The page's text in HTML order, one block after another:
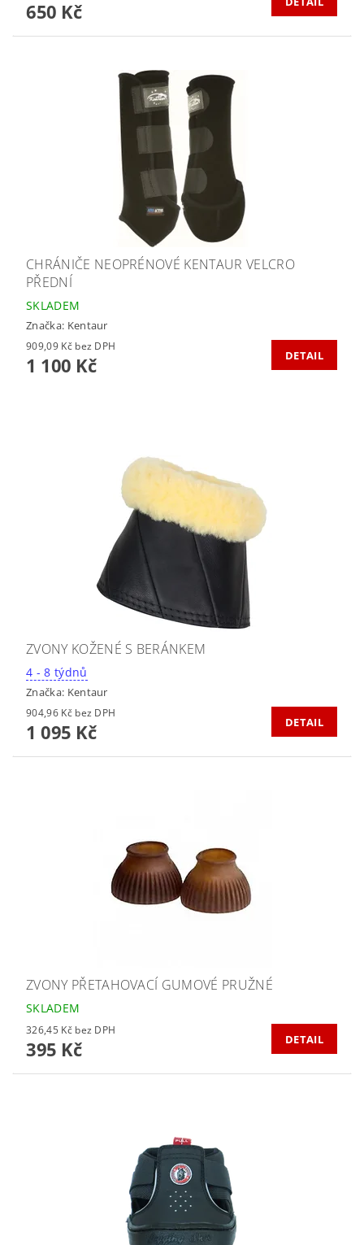
650 Kč
CHRÁNIČE NEOPRÉNOVÉ KENTAUR VELCRO
PŘEDNÍ
SKLADEM
Značka: Kentaur
909,09 Kč bez DPH
1 100 Kč DETAIL
ZVONY KOŽENÉ S BERÁNKEM
4 - 8 týdnů
Značka: Kentaur
904,96 Kč bez DPH
1 095 Kč DETAIL
ZVONY PŘETAHOVACÍ GUMOVÉ PRUŽNÉ
SKLADEM
326,45 Kč bez DPH
395 Kč DETAIL